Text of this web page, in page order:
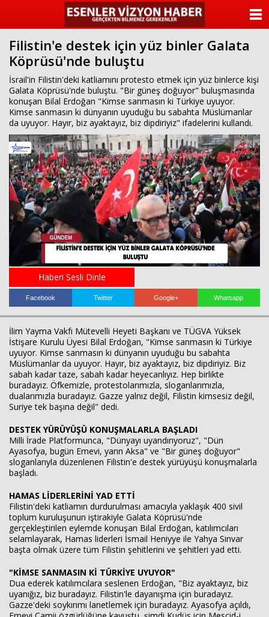
Filistin'e destek için yüz binler Galata
Köprüsü'nde buluştu
İsrail'in Filistin'deki katliamını protesto etmek için yüz binlerce kişi
Galata Köprüsü'nde buluştu. "Bir güneş doğuyor" buluşmasında
konuşan Bilal Erdoğan "Kimse sanmasın ki Türkiye uyuyor.
Kimse sanmasın ki dünyanın uyuduğu bu sabahta Müslümanlar
da uyuyor. Hayır, biz ayaktayız, biz dipdiriyiz" ifadelerini kullandı.
Haberi Sesli Dinle
Facebook Twitter Google+ Whatsapp
İlim Yayma Vakfı Mütevelli Heyeti Başkanı ve TÜGVA Yüksek
İstişare Kurulu Üyesi Bilal Erdoğan, "Kimse sanmasın ki Türkiye
uyuyor. Kimse sanmasın ki dünyanın uyuduğu bu sabahta
Müslümanlar da uyuyor. Hayır, biz ayaktayız, biz dipdiriyiz. Biz
sabah kadar taze, sabah kadar heyecanlıyız. Hep birlikte
buradayız. Öfkemizle, protestolarımızla, sloganlarımızla,
dualarımızla buradayız. Gazze yalnız değil, Filistin kimsesiz değil,
Suriye tek başına değil" dedi.
DESTEK YÜRÜYÜŞÜ KONUŞMALARLA BAŞLADI
Milli İrade Platformunca, "Dünyayı uyandırıyoruz", "Dün
Ayasofya, bugün Emevi, yarın Aksa" ve "Bir güneş doğuyor"
sloganlarıyla düzenlenen Filistin'e destek yürüyüşü konuşmalarla
başladı.
HAMAS LİDERLERİNİ YAD ETTİ
Filistin'deki katliamın durdurulması amacıyla yaklaşık 400 sivil
toplum kuruluşunun iştirakiyle Galata Köprüsü'nde
gerçekleştirilen eylemde konuşan Bilal Erdoğan, katılımcıları
selamlayarak, Hamas liderleri İsmail Heniyye ile Yahya Sinvar
başta olmak üzere tüm Filistin şehitlerini ve şehitleri yad etti.
"KİMSE SANMASIN Kİ TÜRKİYE UYUYOR"
Dua ederek katılımcılara seslenen Erdoğan, "Biz ayaktayız, biz
uyanığız, biz buradayız. Filistin'le dayanışma için buradayız.
Gazze'deki soykırımı lanetlemek için buradayız. Ayasofya açıldı,
ANASAYFA
KATEGORİLER
ANKETLER
VİDEO GALERİ
KÜNYE
İLETİŞİM
Haberin Doğru Adresi.